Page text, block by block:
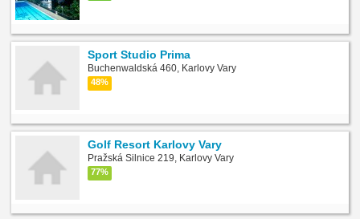
Sport Studio Prima
Buchenwaldská 460, Karlovy Vary
48%
Golf Resort Karlovy Vary
Pražská Silnice 219, Karlovy Vary
77%